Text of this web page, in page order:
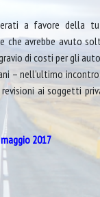
a favore della
che avrebbe avuto
di costi per gli
– nell’ultimo
ai soggetti
2017